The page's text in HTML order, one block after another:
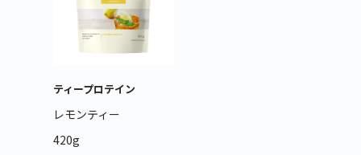
ティープロテイン
レモンティー
420g